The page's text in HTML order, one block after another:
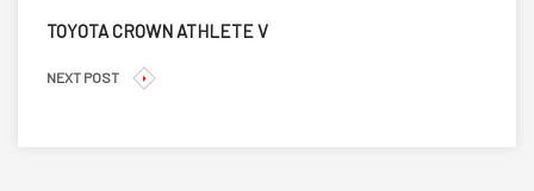
TOYOTA CROWN ATHLETE V
NEXT POST